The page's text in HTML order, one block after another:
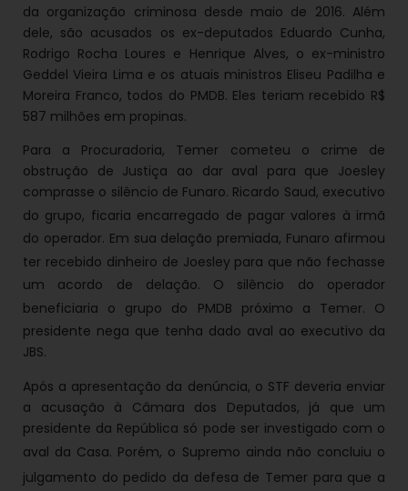
da organização criminosa desde maio de 2016. Além
dele, são acusados os ex-deputados Eduardo Cunha,
Rodrigo Rocha Loures e Henrique Alves, o ex-ministro
Geddel Vieira Lima e os atuais ministros Eliseu Padilha e
Moreira Franco, todos do PMDB. Eles teriam recebido R$
587 milhões em propinas.
Para a Procuradoria, Temer cometeu o crime de
obstrução de Justiça ao dar aval para que Joesley
comprasse o silêncio de Funaro. Ricardo Saud, executivo
do grupo, ficaria encarregado de pagarvalores à irmã
do operador. Em sua delação premiada, Funaro afirmou
ter recebido dinheiro de Joesley para que não fechasse
um acordo de delação. O silêncio do operador
beneficiaria o grupo do PMDB próximo a Temer. O
presidente nega que tenha dado aval ao executivo da
JBS.
Após a apresentação da denúncia, o STF deveria enviar
a acusação à Câmara dos Deputados, já que um
presidente da República só pode ser investigado com o
aval da Casa. Porém, o Supremo ainda não concluiu o
julgamento do pedido da defesa de Temer para que a